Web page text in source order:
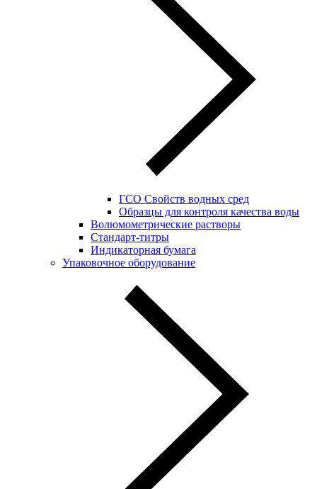
ГСО Свойств водных сред
Образцы для контроля качества воды
Волюмометрические растворы
Стандарт-титры
Индикаторная бумага
Упаковочное оборудование